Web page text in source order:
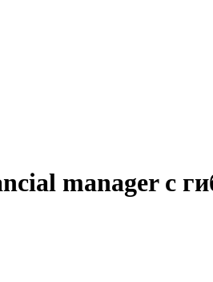
manager с